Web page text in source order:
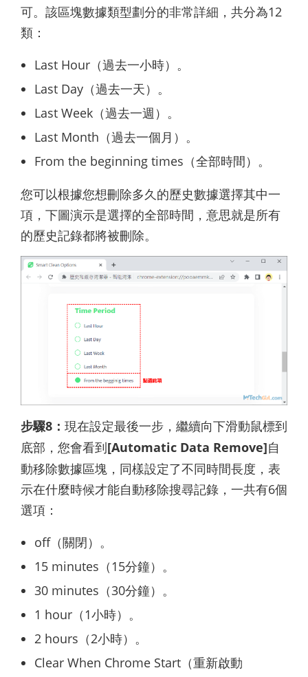
可。該區塊數據類型劃分的非常詳細，共分為12
類：
Last Hour（過去一小時）。
Last Day（過去一天）。
Last Week（過去一週）。
Last Month（過去一個月）。
From the beginning times（全部時間）。
您可以根據您想刪除多久的歷史數據選擇其中一
項，下圖演示是選擇的全部時間，意思就是所有
的歷史記錄都將被刪除。
步驟8： 現在設定最後一步，繼續向下滑動鼠標到
底部，您會看到[Automatic Data Remove]自
動移除數據區塊，同樣設定了不同時間長度，表
示在什麼時候才能自動移除搜尋記錄，一共有6個
選項：
off（關閉）。
15 minutes（15分鐘）。
30 minutes（30分鐘）。
1 hour（1小時）。
2 hours（2小時）。
Clear When Chrome Start（重新啟動